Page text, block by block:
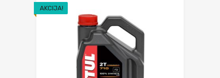
AKCIJA!